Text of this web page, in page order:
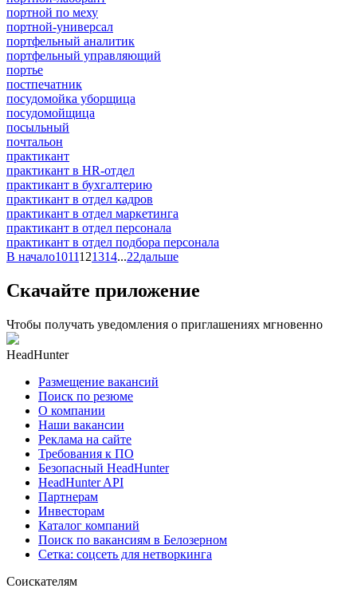
портной по меху
портной-универсал
портфельный аналитик
портфельный управляющий
портье
постпечатник
посудомойка уборщица
посудомойщица
посыльный
почтальон
практикант
практикант в HR-отдел
практикант в бухгалтерию
практикант в отдел кадров
практикант в отдел маркетинга
практикант в отдел персонала
практикант в отдел подбора персонала
В начало1011121314...22дальше
Скачайте приложение
Чтобы получать уведомления о приглашениях мгновенно
HeadHunter
Размещение вакансий
Поиск по резюме
О компании
Наши вакансии
Реклама на сайте
Требования к ПО
Безопасный HeadHunter
HeadHunter API
Партнерам
Инвесторам
Каталог компаний
Поиск по вакансиям в Белозерном
Сетка: соцсеть для нетворкинга
Соискателям